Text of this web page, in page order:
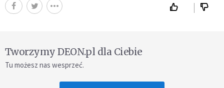
Tworzymy DEON.pl dla Ciebie
Tu możesz nas wesprzeć.